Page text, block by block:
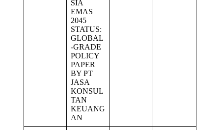
SIA
EMAS
2045
STATUS:
GLOBAL
-GRADE
POLICY
PAPER
BY PT
JASA
KONSUL
TAN
KEUANG
AN